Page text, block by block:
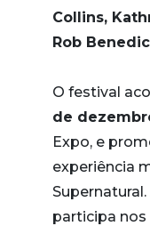
Collins,
Rob
O festival
de
Expo, e
experiência
participa nos